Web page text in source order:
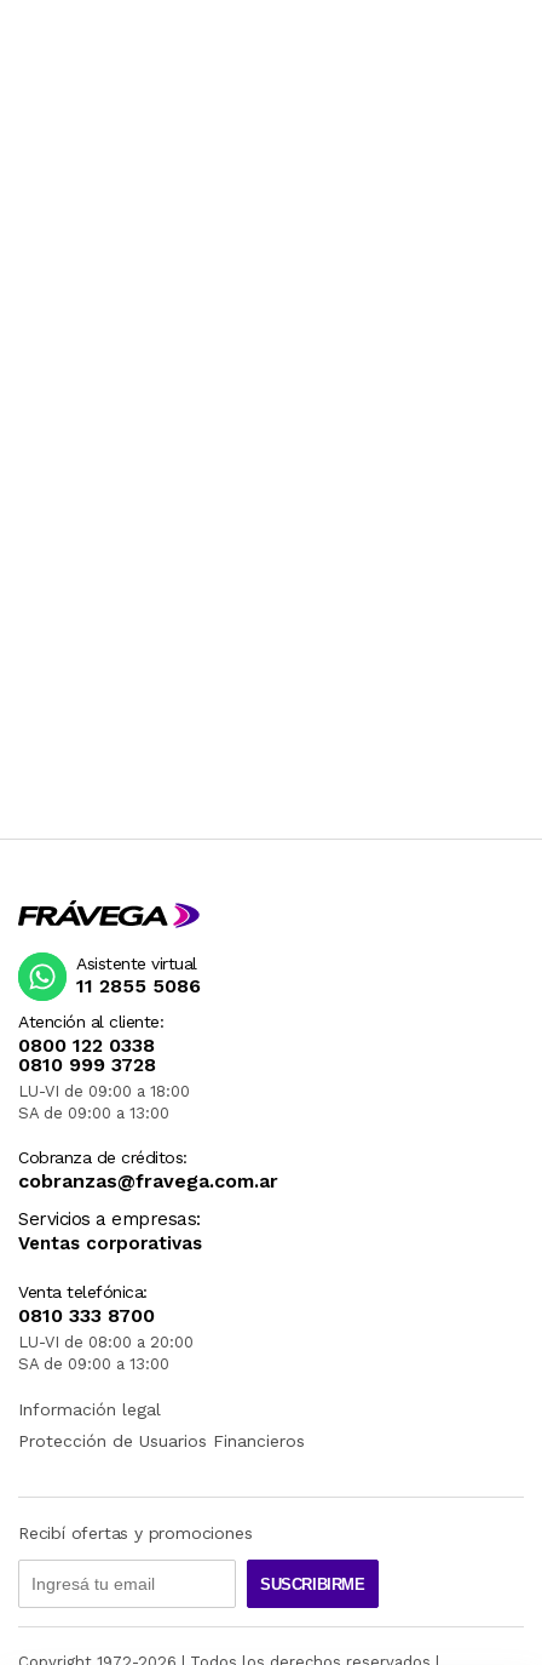
Atención al cliente:
0800 122 0338
0810 999 3728
LU-VI de 09:00 a 18:00
SA de 09:00 a 13:00
Cobranza de créditos:
cobranzas@fravega.com.ar
Servicios a empresas:
Ventas corporativas
Venta telefónica:
0810 333 8700
LU-VI de 08:00 a 20:00
SA de 09:00 a 13:00
Asistente virtual
11 2855 5086
Información legal
Protección de Usuarios Financieros
Recibí ofertas y promociones
SUSCRIBIRME